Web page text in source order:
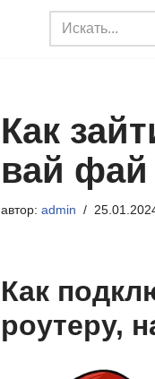
Как
вай фай
автор: admin
Как
роутеру,